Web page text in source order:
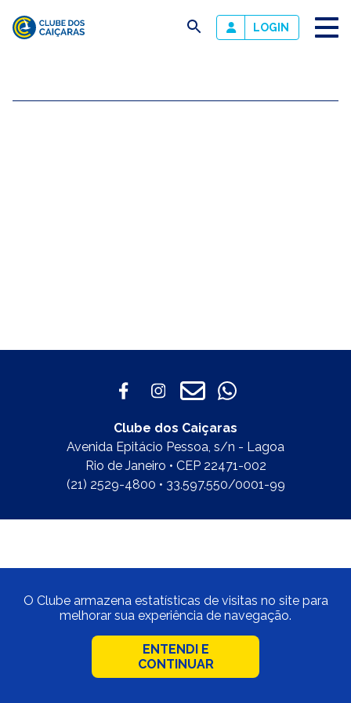
Caiçaras
busca LOGIN
Clube dos Caiçaras
Avenida Epitácio Pessoa, s/n - Lagoa
Rio de Janeiro • CEP 22471-002
(21) 2529-4800 • 33.597.550/0001-99
O Clube armazena estatísticas de visitas no site para
melhorar sua experiência de navegação.
ENTENDI E
CONTINUAR